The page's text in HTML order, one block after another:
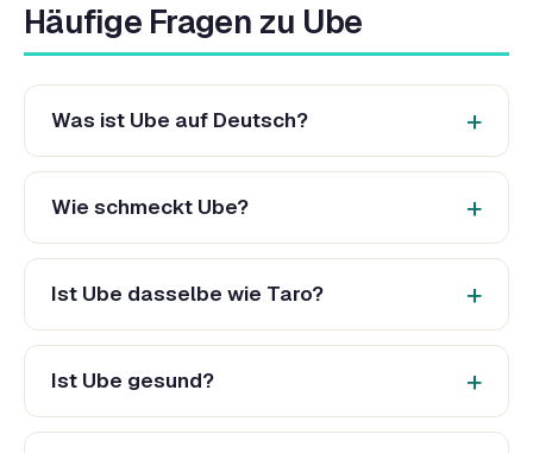
Häufige Fragen zu Ube
Was ist Ube auf Deutsch?
Wie schmeckt Ube?
Ist Ube dasselbe wie Taro?
Ist Ube gesund?